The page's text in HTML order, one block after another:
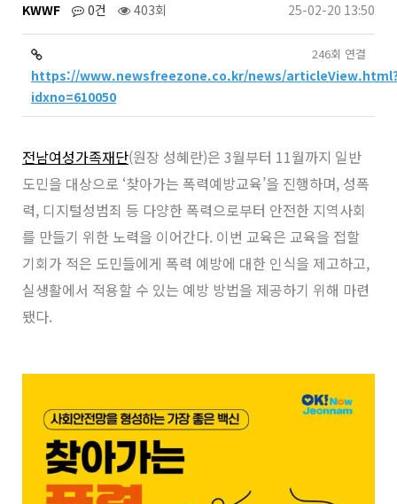
KWWF 0건 403회 25-02-20 13:50
https://www.newsfreezone.co.kr/news/
idxno=610050
246회 연결
전남여성가족재단(원장 성혜란)은 3월부터 11월까지 일반
도민을 대상으로 ‘찾아가는 폭력예방교육’을 진행하며, 성폭
력, 디지털성범죄 등 다양한 폭력으로부터 안전한 지역사회
를 만들기 위한 노력을 이어간다. 이번 교육은 교육을 접할
기회가 적은 도민들에게 폭력 예방에 대한 인식을 제고하고,
실생활에서 적용할 수 있는 예방 방법을 제공하기 위해 마련
됐다.